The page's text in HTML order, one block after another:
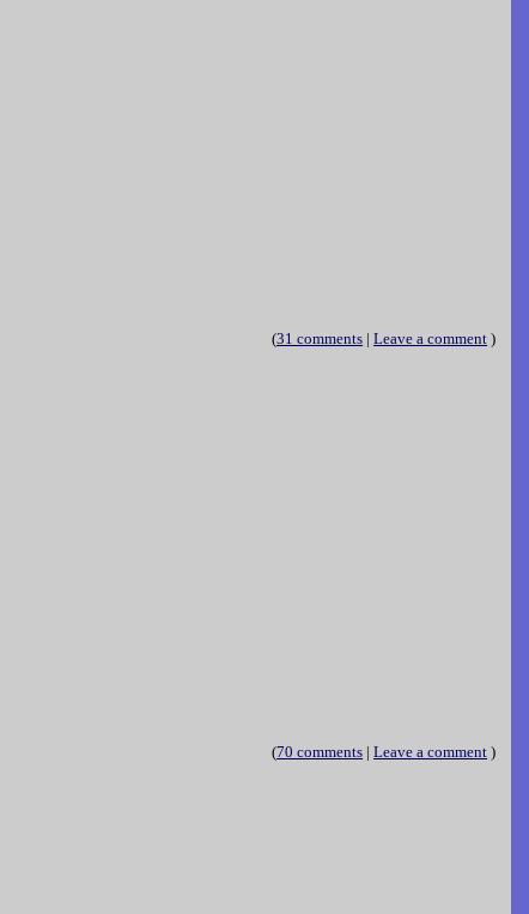
(31 comments |Leave a comment )
(70 comments |Leave a comment )